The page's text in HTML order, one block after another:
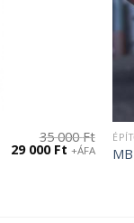
35 000Ft
Original
29 000 FtCurrent
+ÁFA